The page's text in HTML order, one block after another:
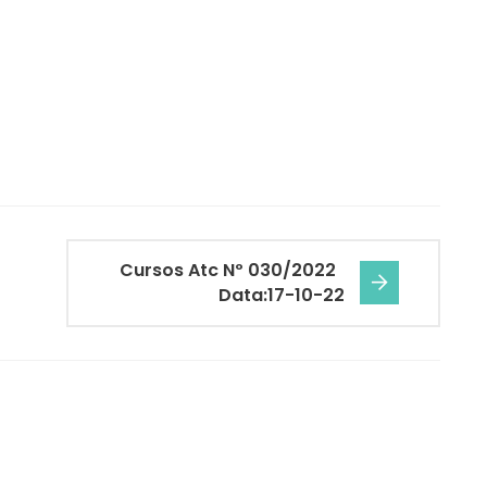
Cursos Atc Nº 030/2022
Data:17-10-22